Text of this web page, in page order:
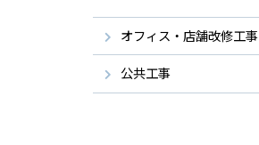
オフィス・店舗改修工事
公共工事